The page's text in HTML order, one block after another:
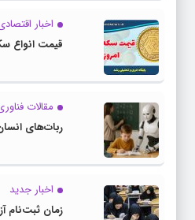
اخبار
قیمت انواع سکه و
مقالات
ربات‌های
اخبار جدید
زمان ثبت‌نام